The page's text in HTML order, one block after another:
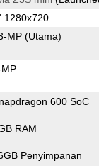
1280x720
MP (Utama)
600 SoC
RAM
Penyimpanan